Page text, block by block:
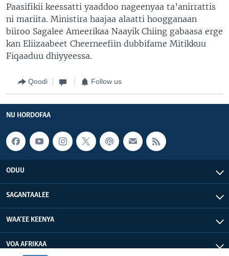
Paasifikii keessatti yaaddoo nageenyaa ta’anirrattis
ni mariita. Ministira haajaa alaatti hoogganaan
biiroo Sagalee Ameerikaa Naayik Chiing gabaasa erge
kan Eliizaabeet Cheerneefiin dubbifame Mitikkuu
Fiqaaduu dhiyyeessa.
Qoodi Follow us
NU HORDOFAA
ODUU
SAGANTAALEE
WAA’EE KEENYA
VOA AFRIKAA